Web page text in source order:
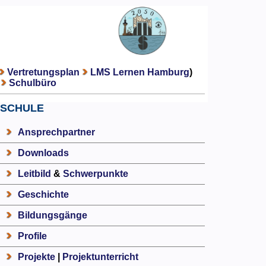
Vertretungsplan LMS Lernen Hamburg)
Schulbüro
SCHULE
Ansprechpartner
Downloads
Leitbild & Schwerpunkte
Geschichte
Bildungsgänge
Profile
Projekte| Projektunterricht